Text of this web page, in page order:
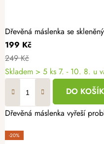
Dřevěná máslenka se
199 Kč
249 Kč
Skladem > 5 ks 7. - 10. 8. u
DO
Dřevěná máslenka vyřeší
-20%